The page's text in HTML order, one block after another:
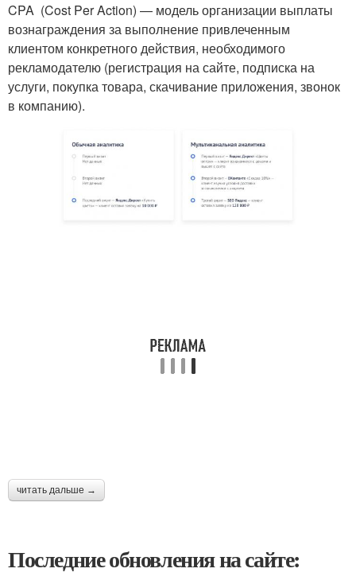
CPA (Cost Per Action) — модель организации выплаты
вознаграждения за выполнение привлеченным
клиентом конкретного действия, необходимого
рекламодателю (регистрация на сайте, подписка на
услуги, покупка товара, скачивание приложения, звонок
в компанию).
читать дальше →
Последние обновления на сайте: